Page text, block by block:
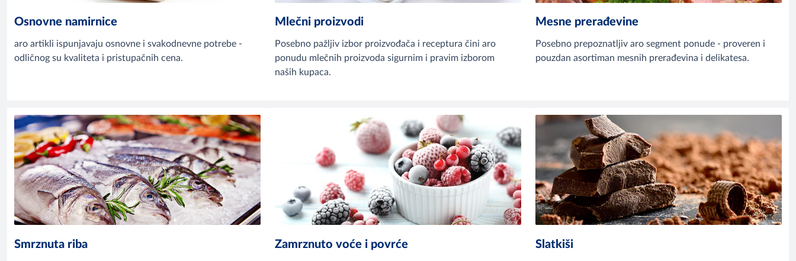
Osnovne namirnice
aro artikli ispunjavaju osnovne i svakodnevne potrebe -
odličnog su kvaliteta i pristupačnih cena.
Mlečni proizvodi
Posebno pažljiv izbor proizvođača i receptura čini aro
ponudu mlečnih proizvoda sigurnim i pravim izborom
naših kupaca.
Mesne prerađevine
Posebno prepoznatljiv aro segment ponude - proveren i
pouzdan asortiman mesnih prerađevina i delikatesa.
Smrznuta riba Zamrznuto voće i povrće Slatkiši